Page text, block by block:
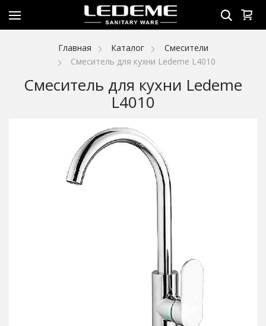
Главная Каталог
Смесители
Смеситель для кухни Ledeme L4010
Смеситель для кухни Ledeme
L4010